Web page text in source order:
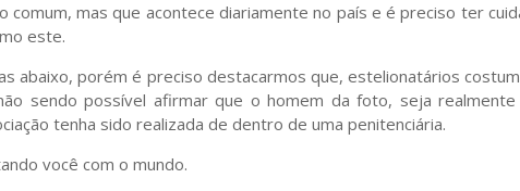
comum, mas que acontece diariamente no país e é preciso ter
este.
abaixo, porém é preciso destacarmos que, estelionatários
sendo possível afirmar que o homem da foto, seja realmente
tenha sido realizada de dentro de uma penitenciária.
você com o mundo.